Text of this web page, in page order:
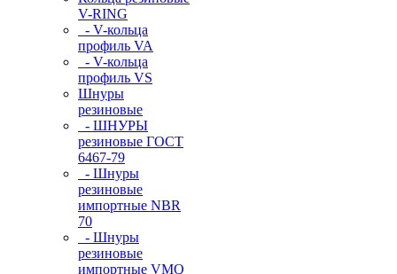
V-RING
- V-кольца
профиль VA
- V-кольца
профиль VS
Шнуры
резиновые
- ШНУРЫ
резиновые ГОСТ
6467-79
- Шнуры
резиновые
импортные NBR
70
- Шнуры
резиновые
импортные VMQ